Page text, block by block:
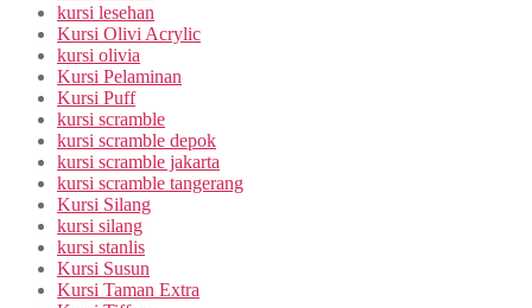
kursi lesehan
Kursi Olivi Acrylic
kursi olivia
Kursi Pelaminan
Kursi Puff
kursi scramble
kursi scramble depok
kursi scramble jakarta
kursi scramble tangerang
Kursi Silang
kursi silang
kursi stanlis
Kursi Susun
Kursi Taman Extra